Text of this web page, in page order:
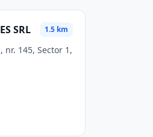
SRL 1.5 km